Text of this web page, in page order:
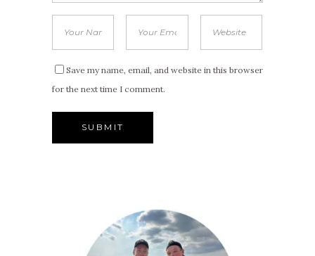
Save my name, email, and website in this browser
for the next time I comment.